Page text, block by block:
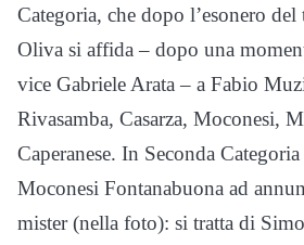
Categoria, che dopo l’esonero
Oliva si affida – dopo una
vice Gabriele Arata – a Fabio
Rivasamba, Casarza, Moconesi,
Caperanese. In Seconda
Moconesi Fontanabuona ad
mister (nella foto): si tratta di